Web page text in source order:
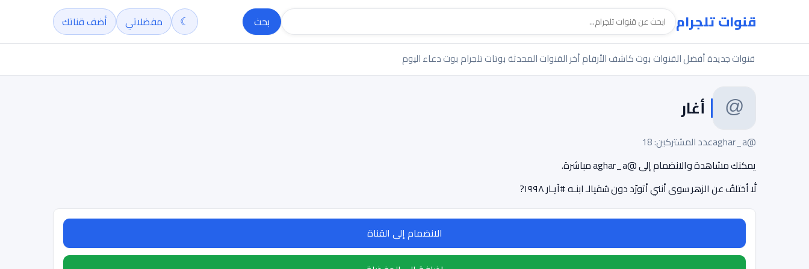
قنوات تلجرام بحث ☾ مفضلاتي أضف قناتك
قنوات جديدةأفضل القنواتبوت كاشف الأرقامأخر القنوات المحدثةبوتات تلجرام بوت دعاء اليوم
أغار
@aghar_a
عدد المشتركين: 18
يمكنك مشاهدة والانضمام إلى @aghar_a مباشرة.
لّٰا أختلفُ عن الزهر سوى أنني أتورّد دون سُقيالـ ابنـه #آيـار ١٩٩٨?
الانضمام إلى القناة